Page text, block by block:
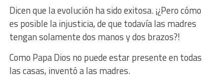
Dicen que la evolución ha sido exitosa. ¡¿Pero cómo
es posible la injusticia, de que todavía las madres
tengan solamente dos manos y dos brazos?!
Como Papa Dios no puede estar presente en todas
las casas, inventó a las madres.